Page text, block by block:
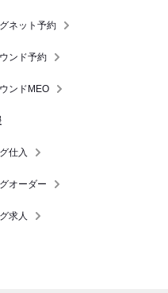
ネット予約
ンド予約
ンドMEO
仕入
オーダー
求人